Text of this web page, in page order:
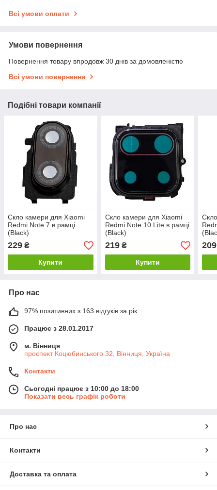
Всі умови оплати
Умови повернення
Повернення товару впродовж 30 днів за домовленістю
Всі умови повернення
Подібні товари компанії
Скло камери для Xiaomi
Redmi Note 7 в рамці
(Black)
229 ₴
Купити
Скло камери для Xiaomi
Redmi Note 10 Lite в рамці
(Black)
219₴
Купити
209
Про нас
97% позитивних з 163 відгуків за рік
Працює з 28.01.2017
м. Вінниця
проспект Коцюбинського 32, Вінниця, Україна
Контакти
Сьогодні працює з 10:00 до 18:00
Показати весь графік роботи
Про нас
Контакти
Доставка та оплата